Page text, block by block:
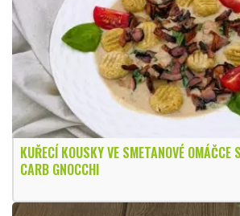
KUŘECÍ KOUSKY VE SMETANOVÉ OMÁČCE
CARB GNOCCHI